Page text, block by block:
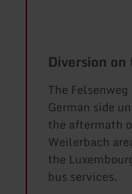
Diversion
The
German side
the aftermath
Weilerbach
the
bus services.